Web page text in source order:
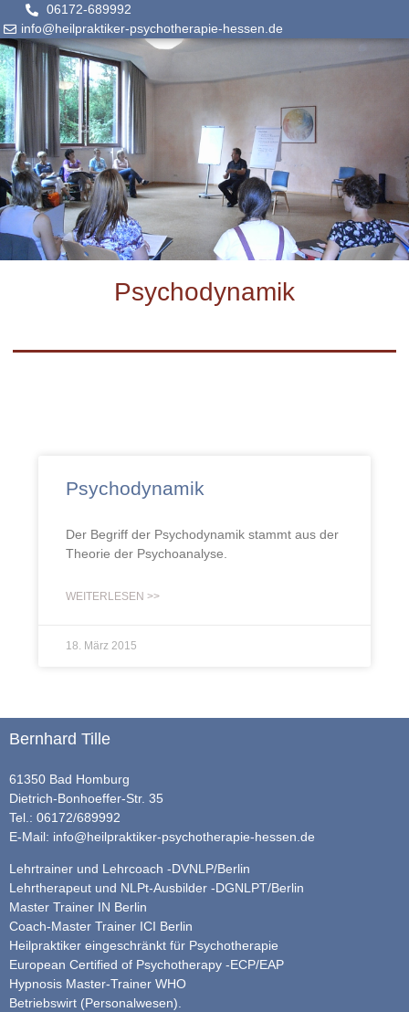
06172-689992
info@heilpraktiker-psychotherapie-hessen.de
Psychodynamik
Psychodynamik
Der Begriff der Psychodynamik stammt aus der
Theorie der Psychoanalyse.
WEITERLESEN >>
18. März 2015
Bernhard Tille
61350 Bad Homburg
Dietrich-Bonhoeffer-Str. 35
Tel.: 06172/689992
E-Mail: info@heilpraktiker-psychotherapie-hessen.de
Lehrtrainer und Lehrcoach -DVNLP/Berlin
Lehrtherapeut und NLPt-Ausbilder -DGNLPT/Berlin
Master Trainer IN Berlin
Coach-Master Trainer ICI Berlin
Heilpraktiker eingeschränkt für Psychotherapie
European Certified of Psychotherapy -ECP/EAP
Hypnosis Master-Trainer WHO
Betriebswirt (Personalwesen).